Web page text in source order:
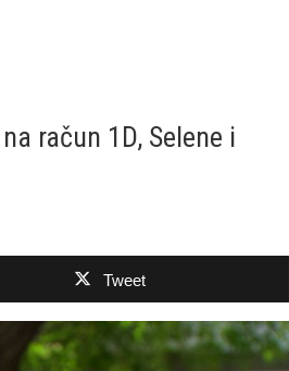
račun 1D, Selene i
Tweet